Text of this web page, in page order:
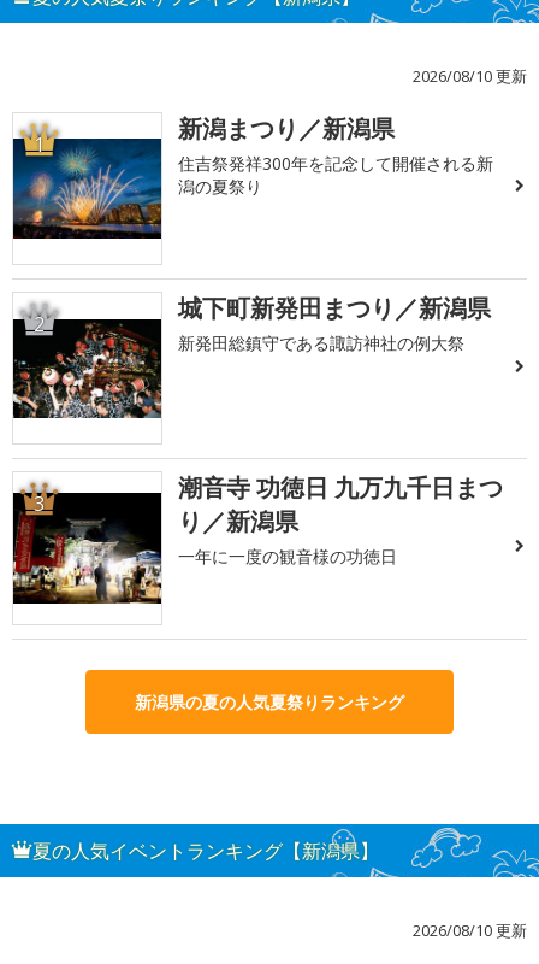
2026/08/10 更新
1 新潟まつり／新潟県
住吉祭発祥300年を記念して開催される新
潟の夏祭り
2 城下町新発田まつり／新潟県
新発田総鎮守である諏訪神社の例大祭
3
潮音寺 功徳日 九万九千日まつ
り／新潟県
一年に一度の観音様の功徳日
新潟県の夏の人気夏祭りランキング
夏の人気イベントランキング【新潟県】
2026/08/10 更新